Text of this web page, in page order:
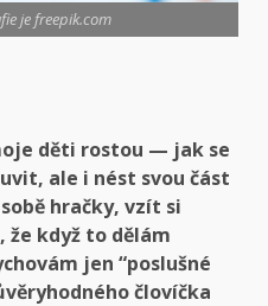
je freepik.com
děti rostou — jak se
ale i nést svou část
hračky, vzít si
když to dělám
jen “poslušné
človíčka